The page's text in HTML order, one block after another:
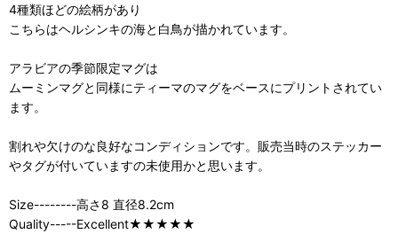
4種類ほどの絵柄があり
こちらはヘルシンキの海と白鳥が描かれています。
アラビアの季節限定マグは
ムーミンマグと同様にティーマのマグをベースにプリントされてい
ます。
割れや欠けのな良好なコンディションです。販売当時のステッカー
やタグが付いていますの未使用かと思います。
Size--------高さ8 直径8.2cm
Quality-----Excellent★★★★★